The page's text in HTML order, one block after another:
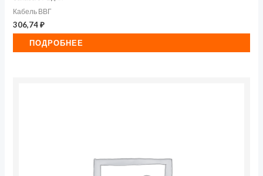
Кабель ВВГ
306,74₽
ПОДРОБНЕЕ